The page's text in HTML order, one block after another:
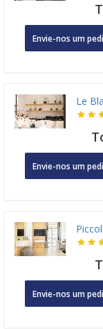
Envie-nos um
Le
Envie-nos um
Envie-nos um